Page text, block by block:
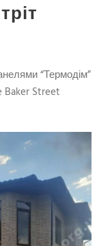
“Термодім”
Baker Street